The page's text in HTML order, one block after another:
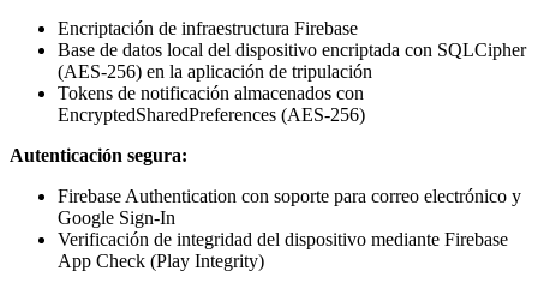
Encriptación de infraestructura Firebase
Base de datos local del dispositivo encriptada con SQLCipher
(AES-256) en la aplicación de tripulación
Tokens de notificación almacenados con
EncryptedSharedPreferences (AES-256)
Autenticación segura:
Firebase Authentication con soporte para correo electrónico y
Google Sign-In
Verificación de integridad del dispositivo mediante Firebase
App Check (Play Integrity)